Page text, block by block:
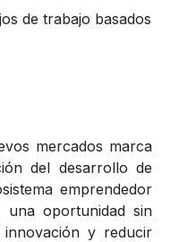
de trabajo basados
mercados marca
del desarrollo de
emprendedor
una oportunidad sin
y reducir